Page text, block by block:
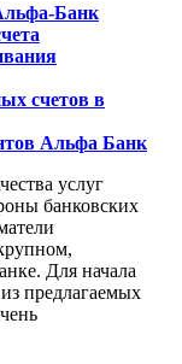
Банк
счетов в
Альфа Банк
услуг
банковских
Для начала
предлагаемых